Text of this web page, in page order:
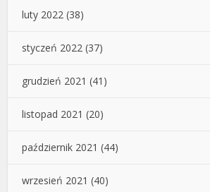
luty 2022 (38)
styczeń 2022 (37)
grudzień 2021 (41)
listopad 2021 (20)
październik 2021 (44)
wrzesień 2021 (40)